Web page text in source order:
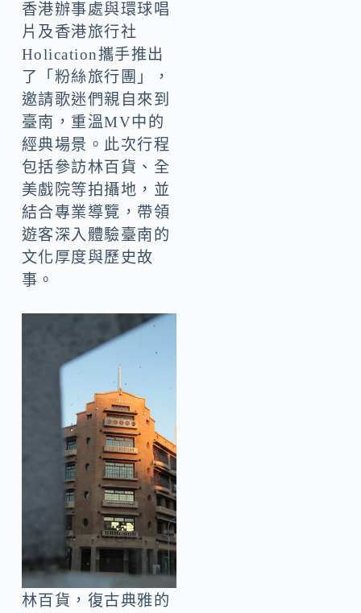
香港辦事處與環球唱
片及香港旅行社
Holication攜手推出
了「粉絲旅行團」，
邀請歌迷們親自來到
臺南，重溫MV中的
經典場景。此次行程
包括參訪林百貨、全
美戲院等拍攝地，並
結合專業導覽，帶領
遊客深入體驗臺南的
文化厚度與歷史故
事。
林百貨，復古典雅的